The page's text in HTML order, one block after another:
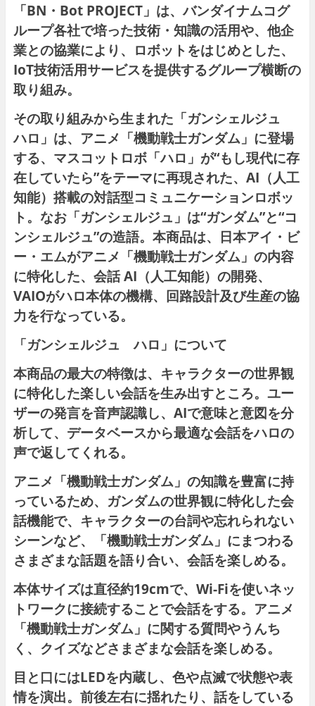
「BN・Bot PROJECT」は、バンダイナムコグ
ループ各社で培った技術・知識の活用や、他企
業との協業により、ロボットをはじめとした、
IoT技術活用サービスを提供するグループ横断の
取り組み。
その取り組みから生まれた「ガンシェルジュ
ハロ」は、アニメ「機動戦士ガンダム」に登場
する、マスコットロボ「ハロ」が“もし現代に存
在していたら”をテーマに再現された、AI（人工
知能）搭載の対話型コミュニケーションロボッ
ト。なお「ガンシェルジュ」は“ガンダム”と“コ
ンシェルジュ”の造語。本商品は、日本アイ・ビ
ー・エムがアニメ「機動戦士ガンダム」の内容
に特化した、会話 AI（人工知能）の開発、
VAIOがハロ本体の機構、回路設計及び生産の協
力を行なっている。
「ガンシェルジュ ハロ」について
本商品の最大の特徴は、キャラクターの世界観
に特化した楽しい会話を生み出すところ。ユー
ザーの発言を音声認識し、AIで意味と意図を分
析して、データベースから最適な会話をハロの
声で返してくれる。
アニメ「機動戦士ガンダム」の知識を豊富に持
っているため、ガンダムの世界観に特化した会
話機能で、キャラクターの台詞や忘れられない
シーンなど、「機動戦士ガンダム」にまつわる
さまざまな話題を語り合い、会話を楽しめる。
本体サイズは直径約19cmで、Wi-Fiを使いネッ
トワークに接続することで会話をする。アニメ
「機動戦士ガンダム」に関する質問やうんち
く、クイズなどさまざまな会話を楽しめる。
目と口にはLEDを内蔵し、色や点滅で状態や表
情を演出。前後左右に揺れたり、話をしている